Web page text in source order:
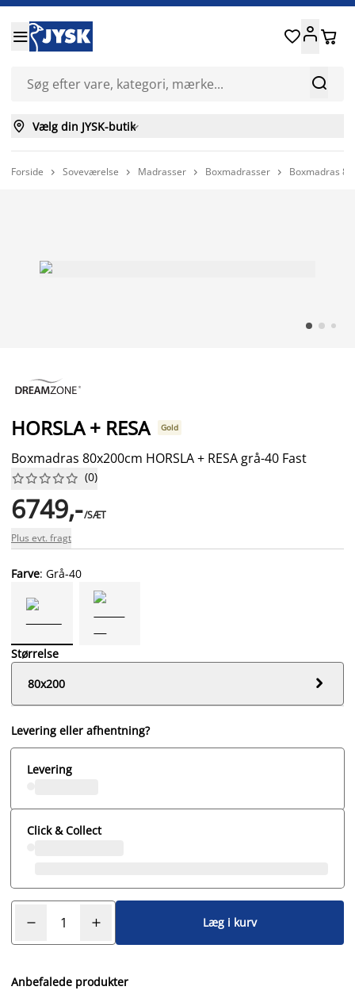


 
 Vælg din JYSK-butik
Forside  Soveværelse  Madrasser  Boxmadrasser  Boxmadras
HORSLA + RESA Gold
Boxmadras 80x200cm HORSLA + RESA grå-40 Fast





 (0)
6749,-/SÆT
Plus evt. fragt
Farve: Grå-40
Størrelse
80x200

Levering eller afhentning?
Levering
Click & Collect
Læg i kurv
Anbefalede produkter